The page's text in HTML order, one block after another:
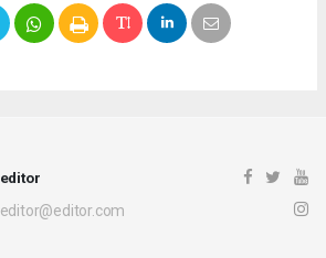
editor
editor@editor.com